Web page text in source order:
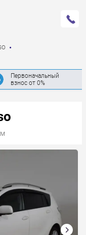
Первоначальный
взнос от 0%